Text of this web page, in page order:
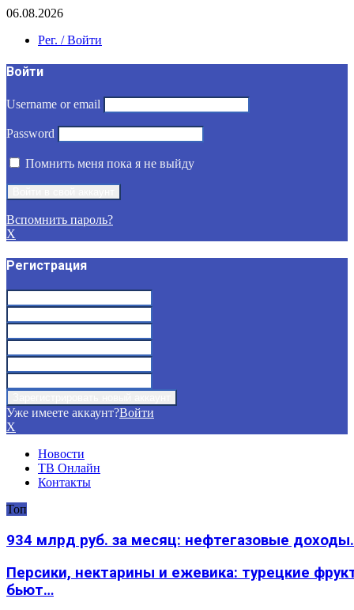
06.08.2026
Рег. / Войти
Войти
Username or email
Password
Помнить меня пока я не выйду
Вспомнить пароль?
X
Регистрация
Уже имеете аккаунт?Войти
X
Новости
ТВ Онлайн
Контакты
Топ
934 млрд руб. за месяц: нефтегазовые
Персики, нектарины и ежевика: турецкие
бьют…